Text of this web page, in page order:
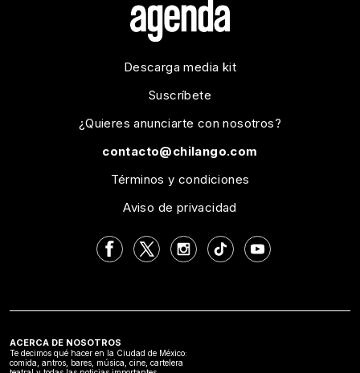
Descarga media kit
Suscríbete
¿Quieres anunciarte con nosotros?
contacto@chilango.com
Términos y condiciones
Aviso de privacidad
ACERCA DE NOSOTROS
Te decimos qué hacer en la Ciudad de México:
comida, antros, bares, música, cine, cartelera